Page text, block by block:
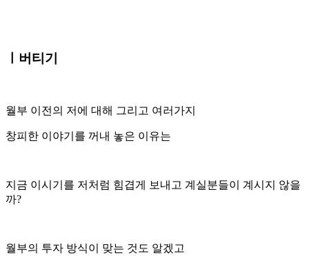
ㅣ버티기
월부 이전의 저에 대해 그리고 여러가지
창피한 이야기를 꺼내 놓은 이유는
지금 이시기를 저처럼 힘겹게 보내고 계실분들이 계시지 않을
까?
월부의 투자 방식이 맞는 것도 알겠고